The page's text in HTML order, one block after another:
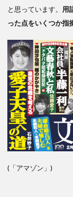
断や
格差
の是
は、
政治
的課
題
と思っています。 用
った点をいくつか指
(「アマゾン」)